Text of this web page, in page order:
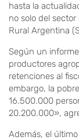
hasta la
no solo del
Rural Argentina
Según un
productores
retenciones al
embargo, la
16.500.000
20.200.000»,
Además, el